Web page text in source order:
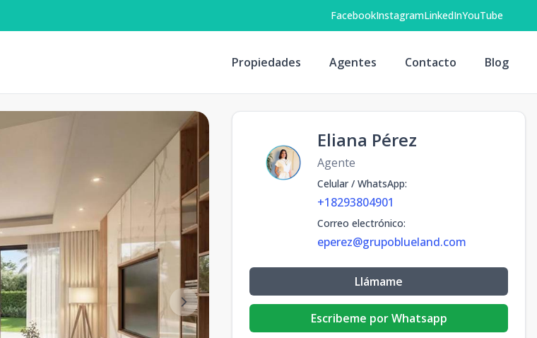
FacebookInstagramLinkedInYouTube
Propiedades Agentes Contacto Blog
Eliana Pérez
Agente
Celular / WhatsApp:
+18293804901
Correo electrónico:
eperez@grupoblueland.com
Llámame
Escribeme por Whatsapp